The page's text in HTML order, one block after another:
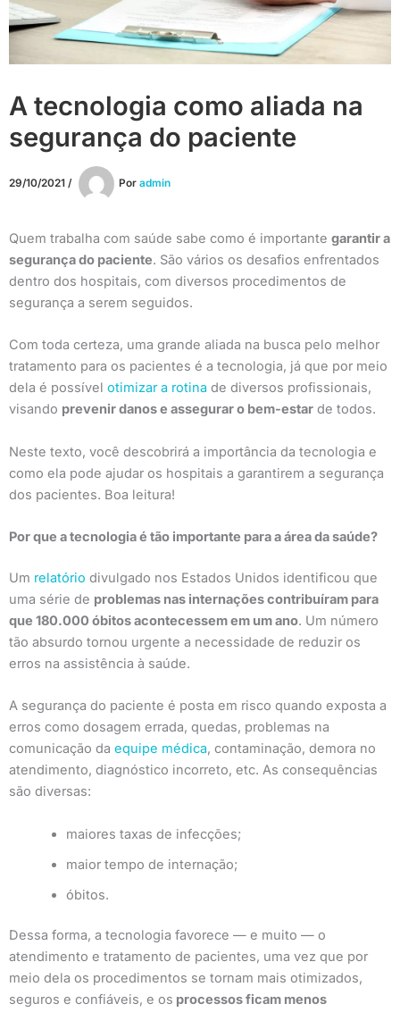
A tecnologia como aliada na
segurança do paciente
29/10/2021 / Por admin
Quem trabalha com saúde sabe como é importante garantir a
segurança do paciente. São vários os desafios enfrentados
dentro dos hospitais, com diversos procedimentos de
segurança a serem seguidos.
Com toda certeza, uma grande aliada na busca pelo melhor
tratamento para os pacientes é a tecnologia, já que por meio
dela é possível otimizar a rotina de diversos profissionais,
visando prevenir danos e assegurar o bem-estar de todos.
Neste texto, você descobrirá a importância da tecnologia e
como ela pode ajudar os hospitais a garantirem a segurança
dos pacientes. Boa leitura!
Por que a tecnologia é tão importante para a área da saúde?
Um relatório divulgado nos Estados Unidos identificou que
uma série de problemas nas internações contribuíram para
que 180.000 óbitos acontecessem em um ano. Um número
tão absurdo tornou urgente a necessidade de reduzir os
erros na assistência à saúde.
A segurança do paciente é posta em risco quando exposta a
erros como dosagem errada, quedas, problemas na
comunicação da equipe médica, contaminação, demora no
atendimento, diagnóstico incorreto, etc. As consequências
são diversas:
maiores taxas de infecções;
maior tempo de internação;
óbitos.
Dessa forma, a tecnologia favorece — e muito — o
atendimento e tratamento de pacientes, uma vez que por
meio dela os procedimentos se tornam mais otimizados,
seguros e confiáveis, e os processos ficam menos